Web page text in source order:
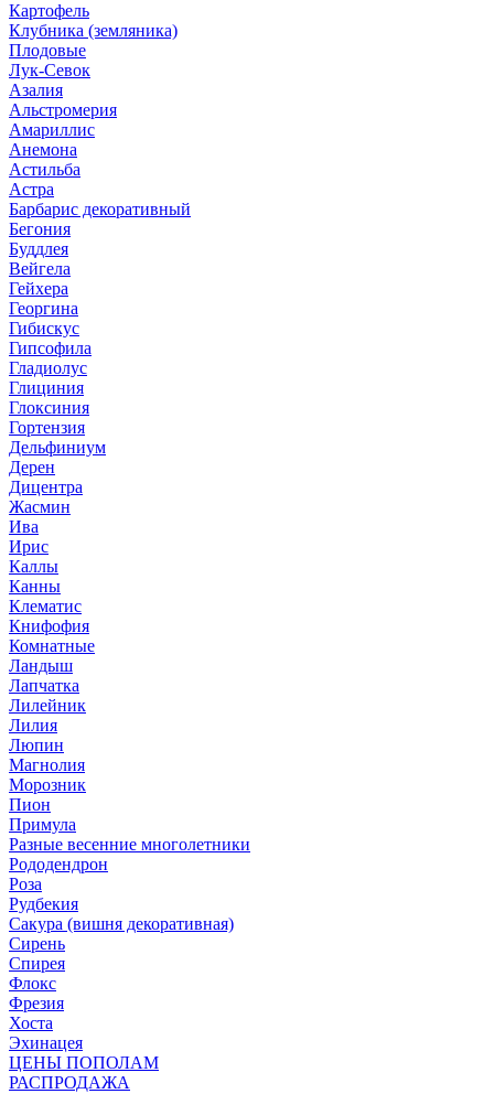
Картофель
Клубника (земляника)
Плодовые
Лук-Севок
Азалия
Альстромерия
Амариллис
Анемона
Астильба
Астра
Барбарис декоративный
Бегония
Буддлея
Вейгела
Гейхера
Георгина
Гибискус
Гипсофила
Гладиолус
Глициния
Глоксиния
Гортензия
Дельфиниум
Дерен
Дицентра
Жасмин
Ива
Ирис
Каллы
Канны
Клематис
Книфофия
Комнатные
Ландыш
Лапчатка
Лилейник
Лилия
Люпин
Магнолия
Морозник
Пион
Примула
Разные весенние многолетники
Рододендрон
Роза
Рудбекия
Сакура (вишня декоративная)
Сирень
Спирея
Флокс
Фрезия
Хоста
Эхинацея
ЦЕНЫ ПОПОЛАМ
РАСПРОДАЖА